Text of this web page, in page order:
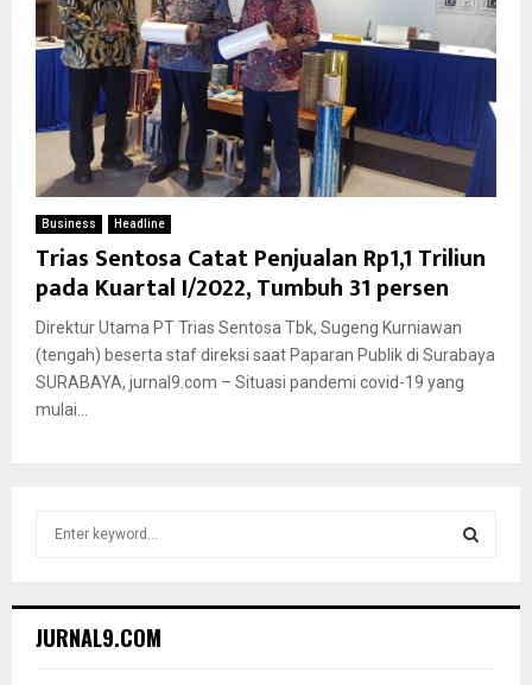
Business Headline
Trias Sentosa Catat Penjualan Rp1,1 Triliun
pada Kuartal I/2022, Tumbuh 31 persen
Direktur Utama PT Trias Sentosa Tbk, Sugeng Kurniawan
(tengah) beserta staf direksi saat Paparan Publik di Surabaya
SURABAYA, jurnal9.com – Situasi pandemi covid-19 yang
mulai...
h
JURNAL9.COM